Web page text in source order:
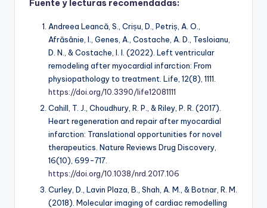
Fuente y lecturas recomendadas:
Andreea Leancă, S., Crișu, D., Petriș, A. O.,
Afrăsânie, I., Genes, A., Costache, A. D., Tesloianu,
D. N., & Costache, I. I. (2022). Left ventricular
remodeling after myocardial infarction: From
physiopathology to treatment. Life, 12(8), 1111.
https://doi.org/10.3390/life12081111
Cahill, T. J., Choudhury, R. P., & Riley, P. R. (2017).
Heart regeneration and repair after myocardial
infarction: Translational opportunities for novel
therapeutics. Nature Reviews Drug Discovery,
16(10), 699-717.
https://doi.org/10.1038/nrd.2017.106
Curley, D., Lavin Plaza, B., Shah, A. M., & Botnar, R. M.
(2018). Molecular imaging of cardiac remodelling